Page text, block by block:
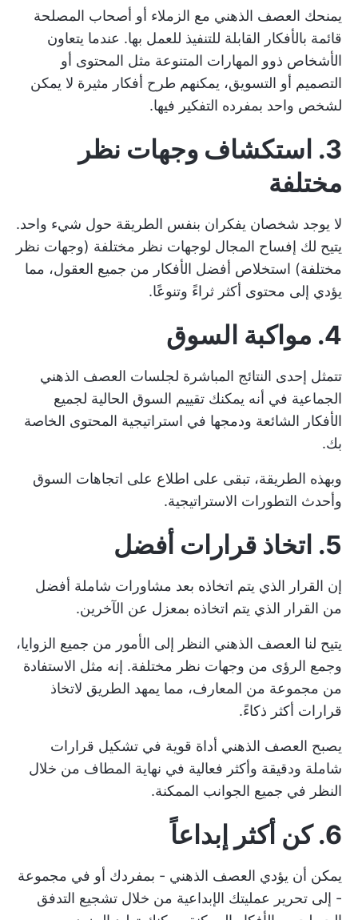
يمنحك العصف الذهني مع الزملاء أو أصحاب المصلحة
قائمة بالأفكار القابلة للتنفيذ للعمل بها. عندما يتعاون
الأشخاص ذوو المهارات المتنوعة مثل المحتوى أو
التصميم أو التسويق، يمكنهم طرح أفكار مثيرة لا يمكن
لشخص واحد بمفرده التفكير فيها.
3. استكشاف وجهات نظر
مختلفة
لا يوجد شخصان يفكران بنفس الطريقة حول شيء واحد.
يتيح لك إفساح المجال لوجهات نظر مختلفة (وجهات نظر
مختلفة) استخلاص أفضل الأفكار من جميع العقول، مما
يؤدي إلى محتوى أكثر ثراءً وتنوعًا.
4. مواكبة السوق
تتمثل إحدى النتائج المباشرة لجلسات العصف الذهني
الجماعية في أنه يمكنك تقييم السوق الحالية لجميع
الأفكار الشائعة ودمجها في استراتيجية المحتوى الخاصة
بك.
وبهذه الطريقة، تبقى على اطلاع على اتجاهات السوق
وأحدث التطورات الاستراتيجية.
5. اتخاذ قرارات أفضل
إن القرار الذي يتم اتخاذه بعد مشاورات شاملة أفضل
من القرار الذي يتم اتخاذه بمعزل عن الآخرين.
يتيح لنا العصف الذهني النظر إلى الأمور من جميع الزوايا،
وجمع الرؤى من وجهات نظر مختلفة. إنه مثل الاستفادة
من مجموعة من المعارف، مما يمهد الطريق لاتخاذ
قرارات أكثر ذكاءً.
يصبح العصف الذهني أداة قوية في تشكيل قرارات
شاملة ودقيقة وأكثر فعالية في نهاية المطاف من خلال
النظر في جميع الجوانب الممكنة.
6. كن أكثر إبداعاً
يمكن أن يؤدي العصف الذهني - بمفردك أو في مجموعة
- إلى تحرير عمليتك الإبداعية من خلال تشجيع التدفق